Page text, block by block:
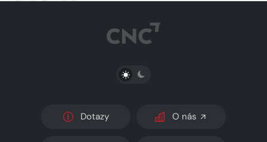
PŘEPNOUT SVĚTLÝ/TMAVÝ REŽIM
Dotazy O nás